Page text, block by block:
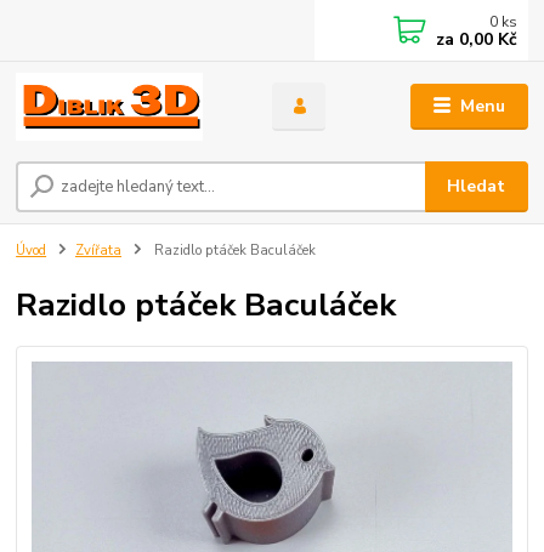
Menu
Hledat
0 ks
za 0,00 Kč
Úvod Zvířata Razidlo ptáček Baculáček
Razidlo ptáček Baculáček